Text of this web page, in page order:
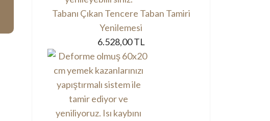
Tabanı Çıkan Tencere Taban Tamiri
Yenilemesi
6.528,00 TL